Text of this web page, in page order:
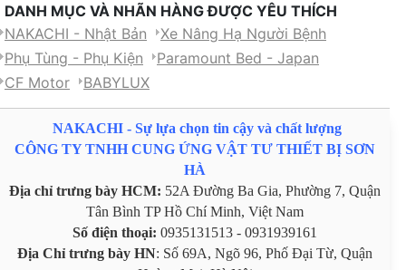
DANH MỤC VÀ NHÃN HÀNG ĐƯỢC YÊU THÍCH
NAKACHI - Nhật Bản
Xe Nâng Hạ Người Bệnh
Phụ Tùng - Phụ Kiện
Paramount Bed - Japan
CF Motor
BABYLUX
NAKACHI - Sự lựa chọn tin cậy và chất lượng
CÔNG TY TNHH CUNG ỨNG VẬT TƯ THIẾT BỊ SƠN
HÀ
Địa chỉ trưng bày HCM: 52A Đường Ba Gia, Phường 7, Quận
Tân Bình TP Hồ Chí Minh, Việt Nam
Số điện thoại: 0935131513 - 0931939161
Địa Chỉ trưng bày HN: Số 69A, Ngõ 96, Phố Đại Từ, Quận